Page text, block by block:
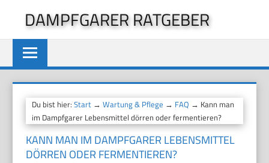
springen
DAMPFGARER RATGEBER
Du bist hier:Start →Wartung & Pflege → FAQ → Kann man
im Dampfgarer Lebensmittel dörren oder fermentieren?
KANN MAN IM DAMPFGARER LEBENSMITTEL
DÖRREN ODER FERMENTIEREN?